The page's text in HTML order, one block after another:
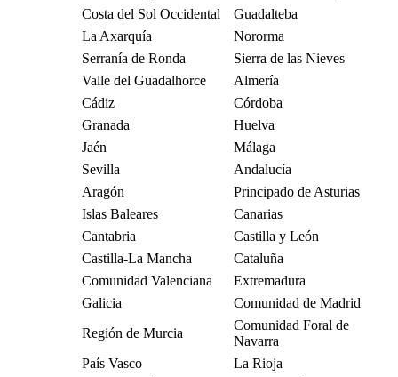
Costa del Sol Occidental
Guadalteba
La Axarquía
Nororma
Serranía de Ronda
Sierra de las Nieves
Valle del Guadalhorce
Almería
Cádiz
Córdoba
Granada
Huelva
Jaén
Málaga
Sevilla
Andalucía
Aragón
Principado de Asturias
Islas Baleares
Canarias
Cantabria
Castilla y León
Castilla-La Mancha
Cataluña
Comunidad Valenciana
Extremadura
Galicia
Comunidad de Madrid
Región de Murcia
Comunidad Foral de
Navarra
País Vasco
La Rioja